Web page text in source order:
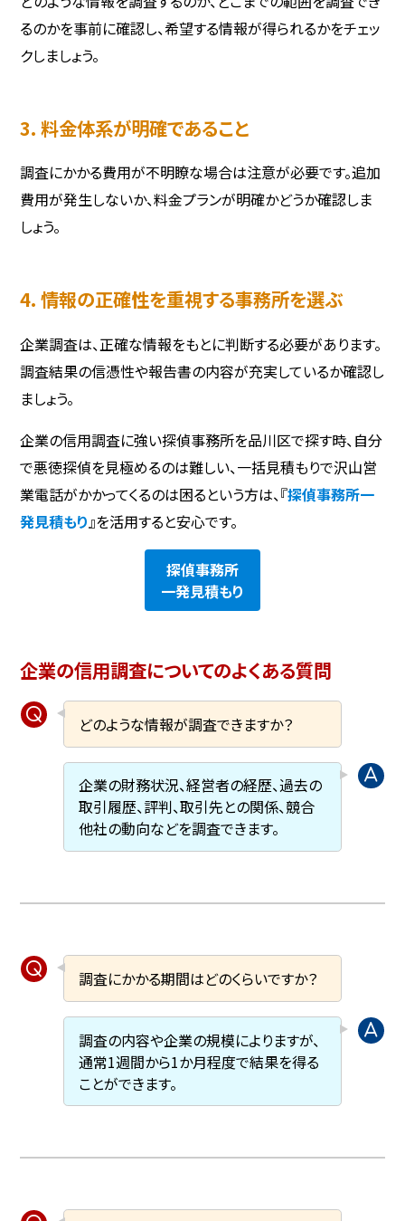
るのかを事前に確認し、希望する情報が得られるかをチェッ
クしましょう。
3. 料金体系が明確であること
調査にかかる費用が不明瞭な場合は注意が必要です。追加
費用が発生しないか、料金プランが明確かどうか確認しま
しょう。
4. 情報の正確性を重視する事務所を選ぶ
企業調査は、正確な情報をもとに判断する必要があります。
調査結果の信憑性や報告書の内容が充実しているか確認し
ましょう。
企業の信用調査に強い探偵事務所を品川区で探す時、自分
で悪徳探偵を見極めるのは難しい、一括見積もりで沢山営
業電話がかかってくるのは困るという方は、『探偵事務所一
発見積もり 』を活用すると安心です。
探偵事務所
一発見積もり
企業の信用調査についてのよくある質問
どのような情報が調査できますか？
企業の財務状況、経営者の経歴、過去の
取引履歴、評判、取引先との関係、競合
他社の動向などを調査できます。
調査にかかる期間はどのくらいですか？
調査の内容や企業の規模によりますが、
通常1週間から1か月程度で結果を得る
ことができます。